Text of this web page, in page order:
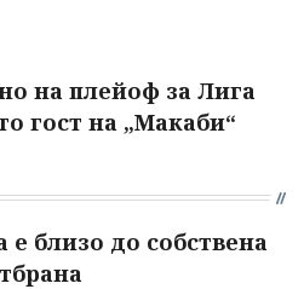
на плейоф за Лига
гост на „Макаби“
близо до собствена